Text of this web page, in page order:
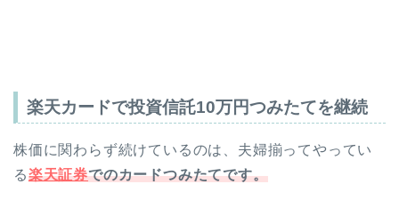
楽天カードで投資信託10万円つみたてを継続
株価に関わらず続けているのは、夫婦揃ってやってい
る楽天証券でのカードつみたてです。